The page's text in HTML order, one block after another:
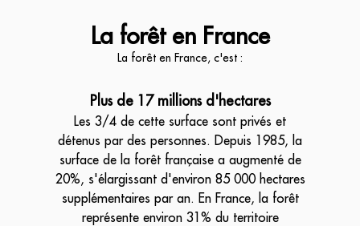
La forêt en France
La forêt en France, c'est :
Plus de 17 millions d'hectares
Les 3/4 de cette surface sont privés et
détenus par des personnes. Depuis 1985, la
surface de la forêt française a augmenté de
20%, s'élargissant d'environ 85 000 hectares
supplémentaires par an. En France, la forêt
représente environ 31% du territoire